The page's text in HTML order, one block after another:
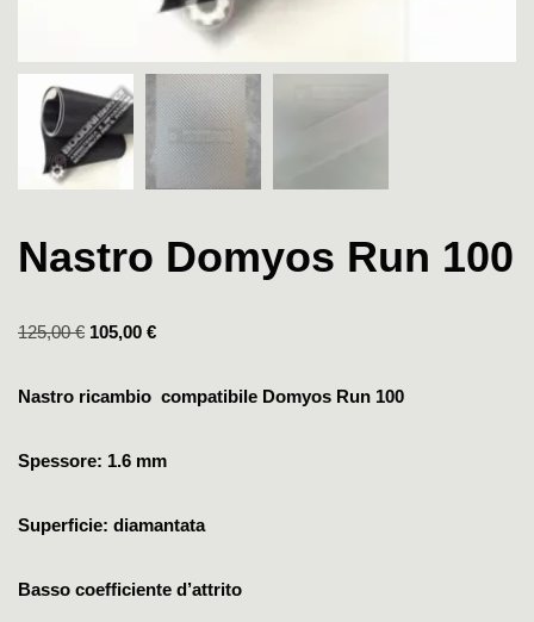
Nastro Domyos Run 100
125,00€ 105,00 €
Nastro ricambio compatibile Domyos Run 100
Spessore: 1.6 mm
Superficie: diamantata
Basso coefficiente d’attrito